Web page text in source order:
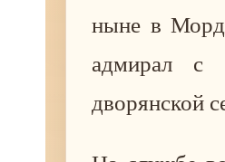
ныне в
адмирал с
дворянской